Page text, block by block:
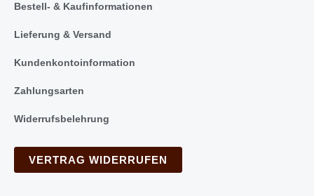
Bestell- & Kaufinformationen
Lieferung & Versand
Kundenkontoinformation
Zahlungsarten
Widerrufsbelehrung
VERTRAG WIDERRUFEN